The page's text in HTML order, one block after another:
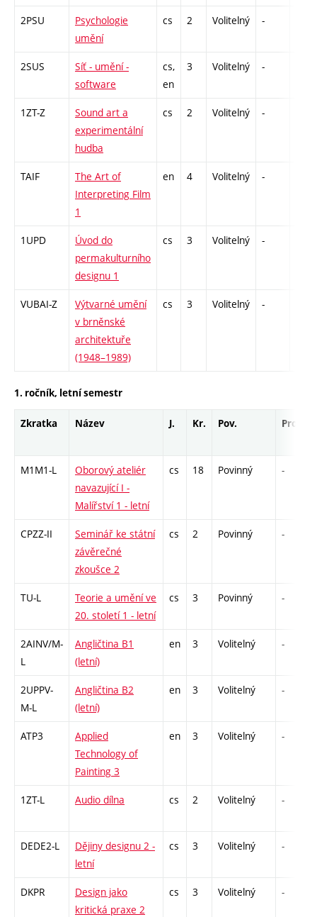
2PSU
Psychologie
umění
cs 2 Volitelný -
2SUS
Síť - umění -
software
cs,
en
3 Volitelný -
1ZT-Z
Sound art a
experimentální
hudba
cs 2 Volitelný -
TAIF
The Art of
Interpreting Film
1
en 4 Volitelný -
1UPD
Úvod do
permakulturního
designu 1
cs 3 Volitelný -
VUBAI-Z
Výtvarné umění
v brněnské
architektuře
(1948–1989)
cs 3 Volitelný -
1. ročník, letní semestr
Zkratka Název J. Kr. Pov. Prof.
M1M1-L
Oborový ateliér
navazující I -
Malířství 1 - letní
cs 18 Povinný -
CPZZ-II
Seminář ke státní
závěrečné
zkoušce 2
cs 2 Povinný -
TU-L
Teorie a umění ve
20. století 1 - letní
cs 3 Povinný -
2AINV/M-
L
Angličtina B1
(letní)
en 3 Volitelný -
2UPPV-
M-L
Angličtina B2
(letní)
en 3 Volitelný -
ATP3
Applied
Technology of
Painting 3
en 3 Volitelný -
1ZT-L Audio dílna cs 2 Volitelný -
DEDE2-L
Dějiny designu 2 -
letní
cs 3 Volitelný -
DKPR
Design jako
kritická praxe 2
cs 3 Volitelný -